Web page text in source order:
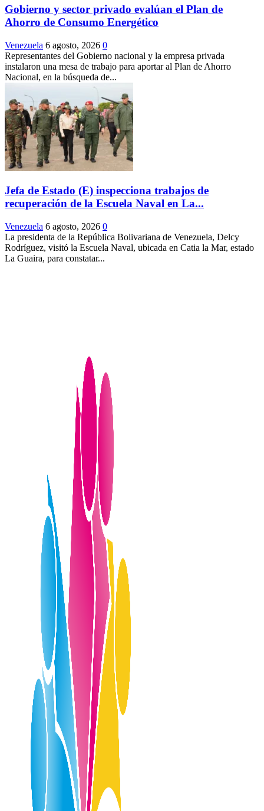
Gobierno y sector privado evalúan el Plan de
Ahorro de Consumo Energético
Venezuela 6 agosto, 2026 0
Representantes del Gobierno nacional y la empresa privada
instalaron una mesa de trabajo para aportar al Plan de Ahorro
Nacional, en la búsqueda de...
Jefa de Estado (E) inspecciona trabajos de
recuperación de la Escuela Naval en La...
Venezuela 6 agosto, 2026 0
La presidenta de la República Bolivariana de Venezuela, Delcy
Rodríguez, visitó la Escuela Naval, ubicada en Catia la Mar, estado
La Guaira, para constatar...